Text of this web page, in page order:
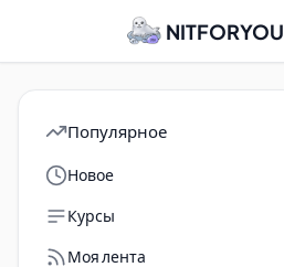
NITFORYOU
Популярное
Новое
Курсы
Моя лента